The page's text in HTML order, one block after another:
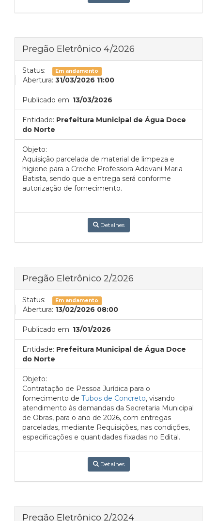
Pregão Eletrônico 4/2026
Status: Em andamento
Abertura: 31/03/2026 11:00
Publicado em: 13/03/2026
Entidade: Prefeitura Municipal de Água Doce
do Norte
Objeto:
Aquisição parcelada de material de limpeza e
higiene para a Creche Professora Adevani Maria
Batista, sendo que a entrega será conforme
autorização de fornecimento.
Detalhes
Pregão Eletrônico 2/2026
Status: Em andamento
Abertura: 13/02/2026 08:00
Publicado em: 13/01/2026
Entidade: Prefeitura Municipal de Água Doce
do Norte
Objeto:
Contratação de Pessoa Jurídica para o
fornecimento de Tubos de Concreto, visando
atendimento às demandas da Secretaria Municipal
de Obras, para o ano de 2026, com entregas
parceladas, mediante Requisições, nas condições,
especificações e quantidades fixadas no Edital.
Detalhes
Pregão Eletrônico 2/2024